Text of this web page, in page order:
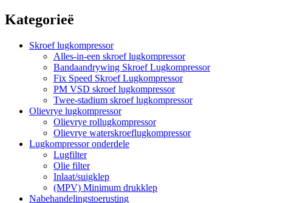
Kategorieë
Skroef lugkompressor
Alles-in-een skroef lugkompressor
Bandaandrywing Skroef Lugkompressor
Fix Speed ​​Skroef Lugkompressor
PM VSD skroef lugkompressor
Twee-stadium skroef lugkompressor
Olievrye lugkompressor
Olievrye rollugkompressor
Olievrye waterskroeflugkompressor
Lugkompressor onderdele
Lugfilter
Olie filter
Inlaat/suigklep
(MPV) Minimum drukklep
Nabehandelingstoerusting